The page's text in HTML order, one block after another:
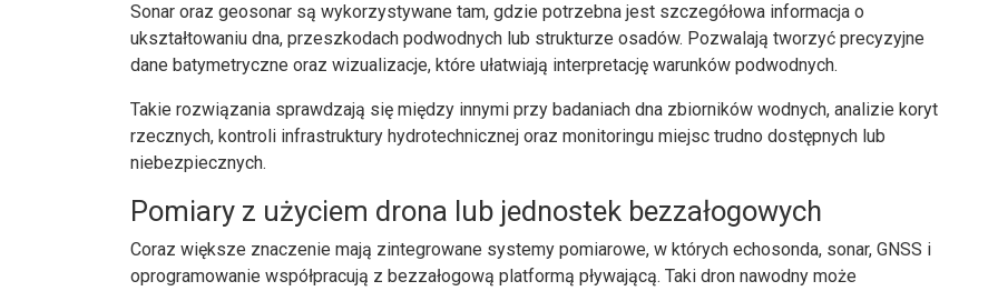
Sonar oraz geosonar są wykorzystywane tam, gdzie potrzebna jest szczegółowa informacja o
ukształtowaniu dna, przeszkodach podwodnych lub strukturze osadów. Pozwalają tworzyć precyzyjne
dane batymetryczne oraz wizualizacje, które ułatwiają interpretację warunków podwodnych.
Takie rozwiązania sprawdzają się między innymi przy badaniach dna zbiorników wodnych, analizie koryt
rzecznych, kontroli infrastruktury hydrotechnicznej oraz monitoringu miejsc trudno dostępnych lub
niebezpiecznych.
Pomiary z użyciem drona lub jednostek bezzałogowych
Coraz większe znaczenie mają zintegrowane systemy pomiarowe, w których echosonda, sonar, GNSS i
oprogramowanie współpracują z bezzałogową platformą pływającą. Taki dron nawodny może